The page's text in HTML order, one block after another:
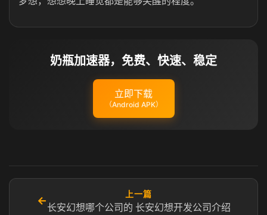
奶瓶加速器，免费、快速、稳定
立即下载
（Android APK）
←
上一篇
长安幻想哪个公司的 长安幻想开发公司介绍